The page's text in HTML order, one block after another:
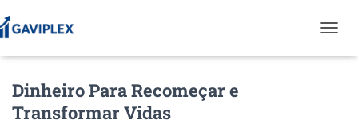
O
Dinheiro Para Recomeçar e
Transformar Vidas